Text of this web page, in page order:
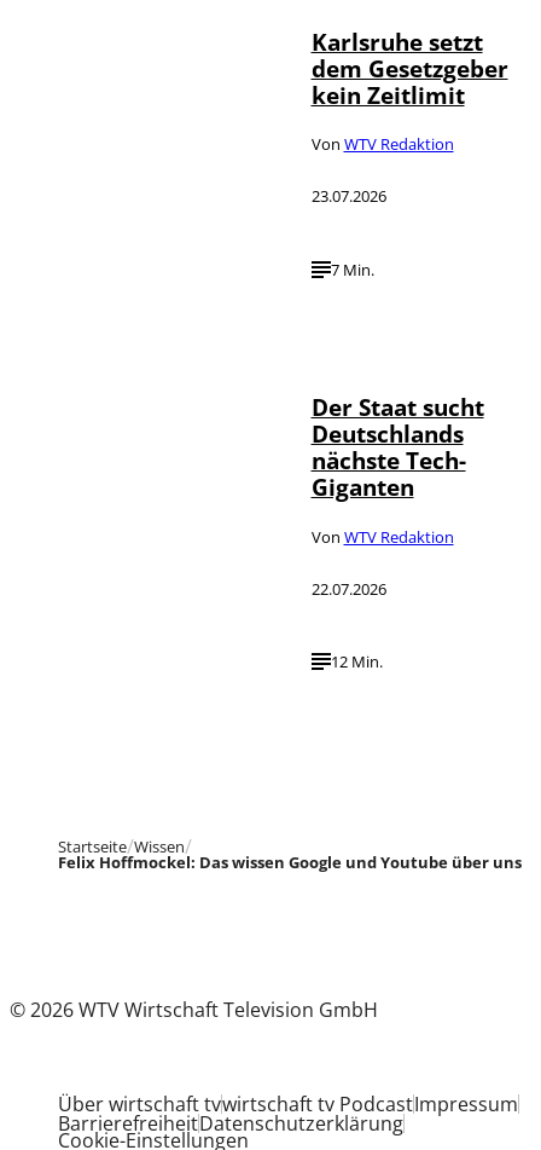
Karlsruhe setzt
dem Gesetzgeber
kein Zeitlimit
Von WTV Redaktion
23.07.2026
7 Min.
Der Staat sucht
Deutschlands
nächste Tech-
Giganten
Von WTV Redaktion
22.07.2026
12 Min.
Startseite Wissen
Felix Hoffmockel: Das wissen Google und Youtube über uns
© 2026 WTV Wirtschaft Television GmbH
Über wirtschaft tvwirtschaft tv PodcastImpressum
BarrierefreiheitDatenschutzerklärung
Cookie-Einstellungen